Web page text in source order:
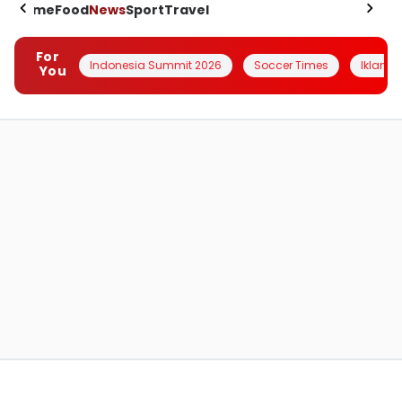
HomeFoodNewsSportTravel
For
You
Indonesia Summit 2026 Soccer Times Iklanin